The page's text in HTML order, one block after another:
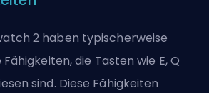
2 haben typischerweise
die Tasten wie E, Q
sind. Diese Fähigkeiten